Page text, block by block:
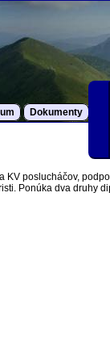
Dokumenty
KV poslucháčov,
Ponúka dva druhy